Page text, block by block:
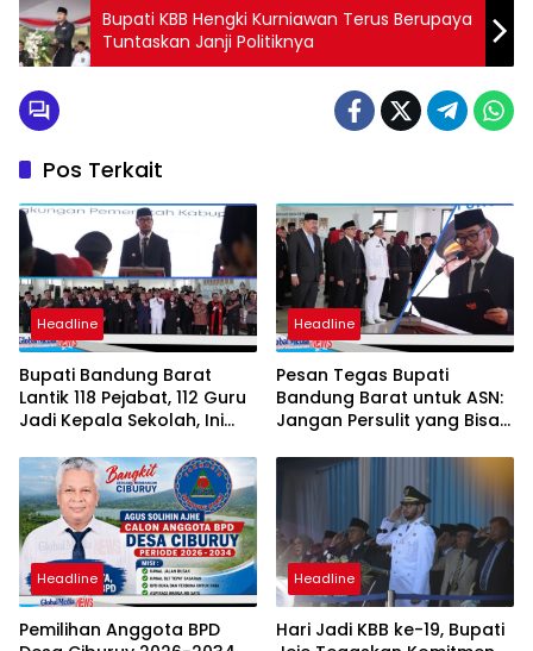
Bupati KBB Hengki Kurniawan Terus Berupaya
Tuntaskan Janji Politiknya
Pos Terkait
Headline
Bupati Bandung Barat
Lantik 118 Pejabat, 112 Guru
Jadi Kepala Sekolah, Ini
Barunya
Headline
Pesan Tegas Bupati
Bandung Barat untuk ASN:
Jangan Persulit yang Bisa
Headline
Pemilihan Anggota BPD
Headline
Hari Jadi KBB ke-19, Bupati